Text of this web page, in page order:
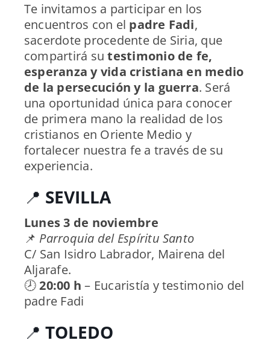
Te invitamos a participar en los
encuentros con el padre Fadi,
sacerdote procedente de Siria, que
compartirá sutestimonio de fe,
esperanza y vida cristiana en medio
de la persecución y la guerra. Será
una oportunidad única para conocer
de primera mano la realidad de los
cristianos en Oriente Medio y
fortalecer nuestra fe a través de su
experiencia.
📍 SEVILLA
Lunes 3 de noviembre
📌 Parroquia del Espíritu Santo
C/ San Isidro Labrador, Mairena del
Aljarafe.
🕗20:00 h – Eucaristía y testimonio del
padre Fadi
📍 TOLEDO